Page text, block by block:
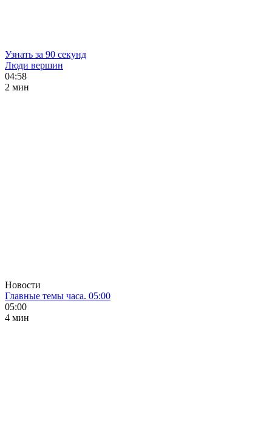
Узнать за 90 секунд
Люди вершин
04:58
2 мин
Новости
Главные темы часа. 05:00
05:00
4 мин